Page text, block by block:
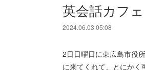
英会話カフ
2024.06.03 05:08
2日日曜日に東広島市役
に来てくれて、とにか